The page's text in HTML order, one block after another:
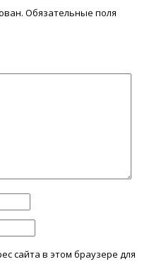
Обязательные поля
сайта в этом браузере для